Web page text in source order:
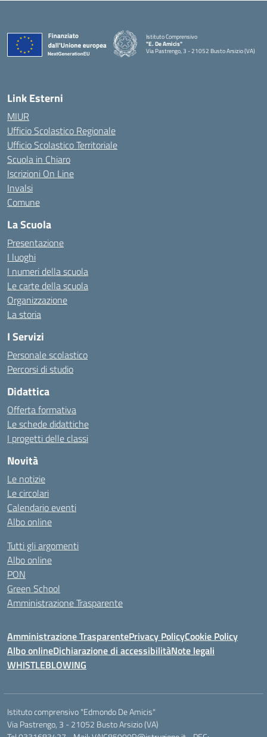
Istituto Comprensivo
"E. De Amicis"
Via Pastrengo, 3 - 21052 Busto Arsizio (VA)
Link Esterni
MIUR
Ufficio Scolastico Regionale
Ufficio Scolastico Territoriale
Scuola in Chiaro
Iscrizioni On Line
Invalsi
Comune
La Scuola
Presentazione
I luoghi
I numeri della scuola
Le carte della scuola
Organizzazione
La storia
I Servizi
Personale scolastico
Percorsi di studio
Didattica
Offerta formativa
Le schede didattiche
I progetti delle classi
Novità
Le notizie
Le circolari
Calendario eventi
Albo online
Tutti gli argomenti
Albo online
PON
Green School
Amministrazione Trasparente
Amministrazione TrasparentePrivacy PolicyCookie Policy
Albo onlineDichiarazione di accessibilitàNote legali
WHISTLEBLOWING
Istituto comprensivo "Edmondo De Amicis"
Via Pastrengo, 3 - 21052 Busto Arsizio (VA)